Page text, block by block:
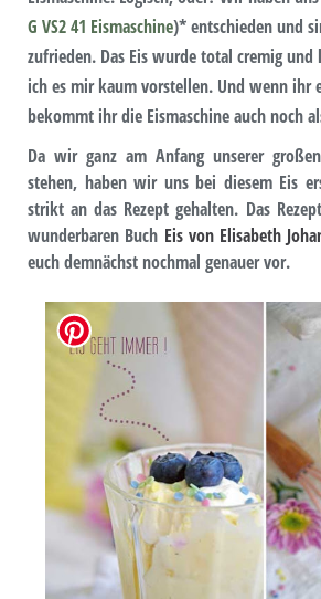
G VS2 41 Eismaschine)* entschieden und
zufrieden. Das Eis wurde total cremig und
ich es mir kaum vorstellen. Und wenn ihr
bekommt ihr die Eismaschine auch noch
Da wir ganz am Anfang unserer großen
stehen, haben wir uns bei diesem Eis
strikt an das Rezept gehalten. Das
wunderbaren Buch Eis von Elisabeth
euch demnächst nochmal genauer vor.